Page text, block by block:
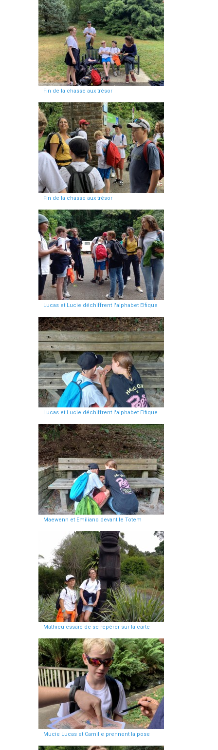
Fin de la chasse aux trésor
Fin de la chasse aux trésor
Lucas et Lucie déchiffrent l'alphabet Elfique
Lucas et Lucie déchiffrent l'alphabet Elfique
Maewenn et Emiliano devant le Totem
Mathieu essaie de se repérer sur la carte
Mucie Lucas et Camille prennent la pose